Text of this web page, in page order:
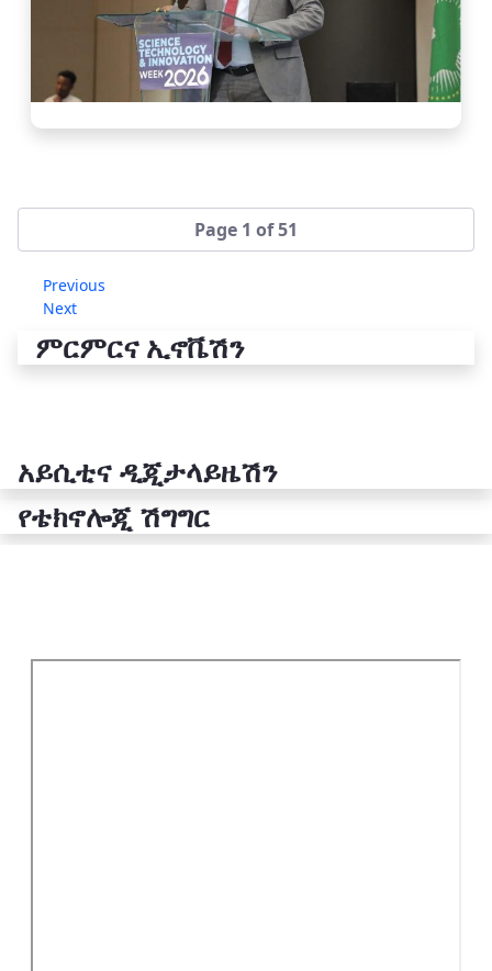
Page 1 of 51
Previous
Next
ምርምርና ኢኖቬሽን
አይሲቲና ዲጂታላይዜሽን
የቴክኖሎጂ ሽግግር